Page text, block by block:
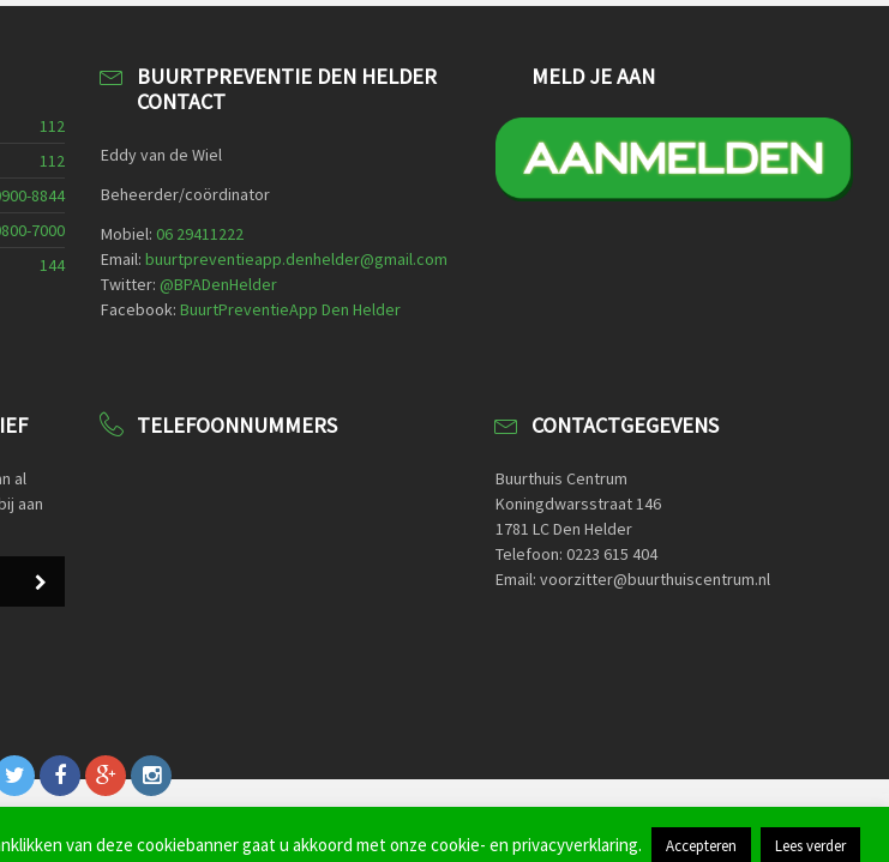
112
112
8844
7000
144
BUURTPREVENTIE DEN HELDER
CONTACT
Eddy van de Wiel
Beheerder/coördinator
Mobiel: 06 29411222
Email: buurtpreventieapp.denhelder@gmail.com
Twitter: @BPADenHelder
Facebook: BuurtPreventieApp Den Helder
MELD JE AAN
al
aan
TELEFOONNUMMERS CONTACTGEGEVENS
Buurthuis Centrum
Koningdwarsstraat 146
1781 LC Den Helder
Telefoon: 0223 615 404
Email: voorzitter@buurthuiscentrum.nl
van deze cookiebanner gaat u akkoord met onze cookie- en privacyverklaring. Accepteren Lees verder